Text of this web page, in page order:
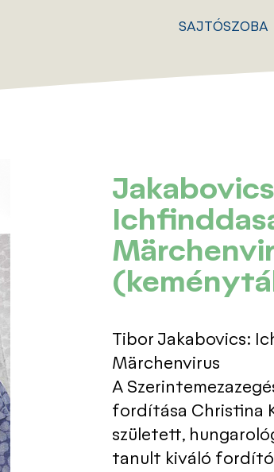
SAJTÓSZOBA
Tibor Jakabovics:
Märchenvirus
A
fordítása Christina
született,
tanult kiváló fordító